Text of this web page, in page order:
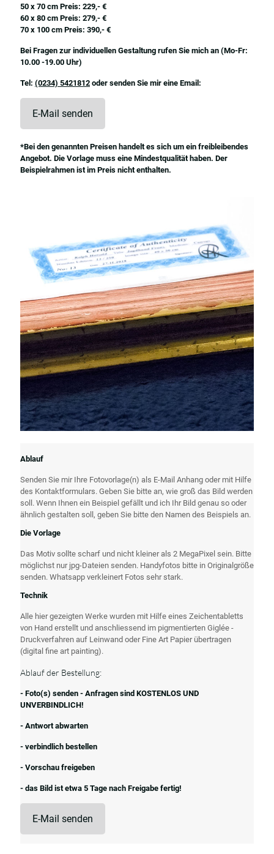
50 x 70 cm Preis: 229,- €
60 x 80 cm Preis: 279,- €
70 x 100 cm Preis: 390,- €
Bei Fragen zur individuellen Gestaltung rufen Sie mich an (Mo-Fr:
10.00 -19.00 Uhr)
Tel: (0234) 5421812 oder senden Sie mir eine Email:
E-Mail senden
*Bei den genannten Preisen handelt es sich um ein freibleibendes
Angebot. Die Vorlage muss eine Mindestqualität haben. Der
Beispielrahmen ist im Preis nicht enthalten.
Ablauf
Senden Sie mir Ihre Fotovorlage(n) als E-Mail Anhang oder mit Hilfe
des Kontaktformulars. Geben Sie bitte an, wie groß das Bild werden
soll. Wenn Ihnen ein Beispiel gefällt und ich Ihr Bild genau so oder
ähnlich gestalten soll, geben Sie bitte den Namen des Beispiels an.
Die Vorlage
Das Motiv sollte scharf und nicht kleiner als 2 MegaPixel sein. Bitte
möglichst nur jpg-Dateien senden. Handyfotos bitte in Originalgröße
senden. Whatsapp verkleinert Fotos sehr stark.
Technik
Alle hier gezeigten Werke wurden mit Hilfe eines Zeichentabletts
von Hand erstellt und anschliessend im pigmentierten Giglée -
Druckverfahren auf Leinwand oder Fine Art Papier übertragen
(digital fine art painting).
Ablauf der Bestellung:
- Foto(s) senden - Anfragen sind KOSTENLOS UND
UNVERBINDLICH!
- Antwort abwarten
- verbindlich bestellen
- Vorschau freigeben
- das Bild ist etwa 5 Tage nach Freigabe fertig!
E-Mail senden